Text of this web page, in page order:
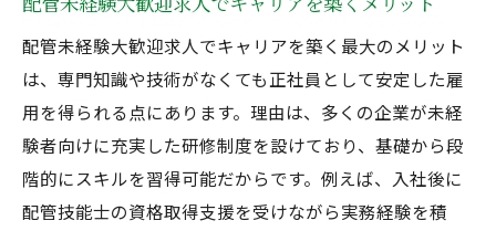
配管未経験大歓迎求人でキャリアを築く最大のメリット
は、専門知識や技術がなくても正社員として安定した雇
用を得られる点にあります。理由は、多くの企業が未経
験者向けに充実した研修制度を設けており、基礎から段
階的にスキルを習得可能だからです。例えば、入社後に
配管技能士の資格取得支援を受けながら実務経験を積